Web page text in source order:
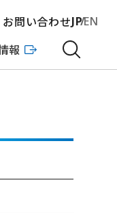
報
お問い合わせJPEN